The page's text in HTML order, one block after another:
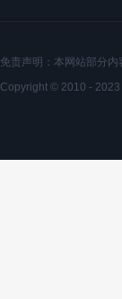
免责声明：本网站部分
Copyright © 2010 -